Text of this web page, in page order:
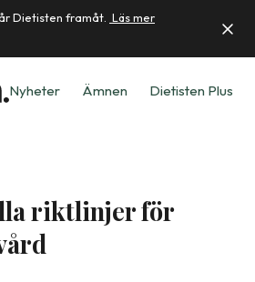
Dietisten framåt. Läs mer
Nyheter Ämnen Dietisten Plus
riktlinjer för